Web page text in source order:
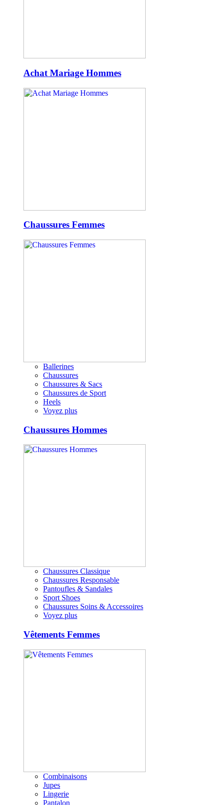
Achat Mariage Hommes
Chaussures Femmes
Ballerines
Chaussures
Chaussures & Sacs
Chaussures de Sport
Heels
Voyez plus
Chaussures Hommes
Chaussures Classique
Chaussures Responsable
Pantoufles & Sandales
Sport Shoes
Chaussures Soins & Accessoires
Voyez plus
Vêtements Femmes
Combinaisons
Jupes
Lingerie
Pantalon